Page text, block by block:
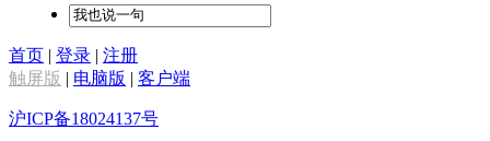
首页 | 登录 | 注册
触屏版 | 电脑版 | 客户端
沪ICP备18024137号